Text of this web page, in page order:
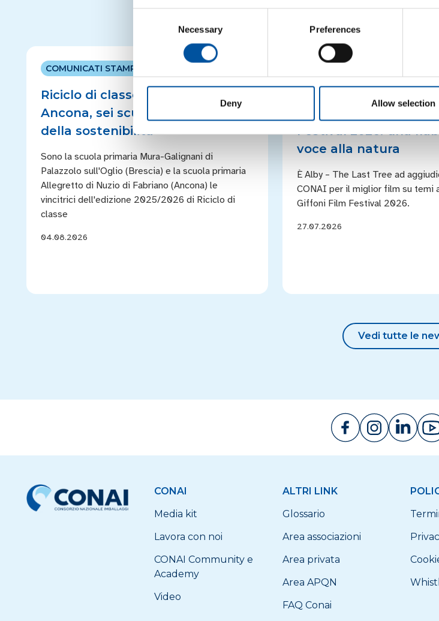
Necessary Preferences
Deny Allow selection
Notizie
COMUNICATI STAMPA
Riciclo di classe: da Brescia ad
Ancona, sei scuole sul podio
della sostenibilità
Sono la scuola primaria Mura-Galignani di
Palazzolo sull'Oglio (Brescia) e la scuola primaria
Allegretto di Nuzio di Fabriano (Ancona) le
vincitrici dell'edizione 2025/2026 di Riciclo di
classe
04.08.2026
Festival 2026: una
voce alla natura
È Alby – The Last Tree ad
CONAI per il miglior film su temi
Giffoni Film Festival 2026.
27.07.2026
Vedi tutte le
CONAI
Media kit
Lavora con noi
CONAI Community e
Academy
Video
ALTRI LINK
Glossario
Area associazioni
Area privata
Area APQN
FAQ Conai